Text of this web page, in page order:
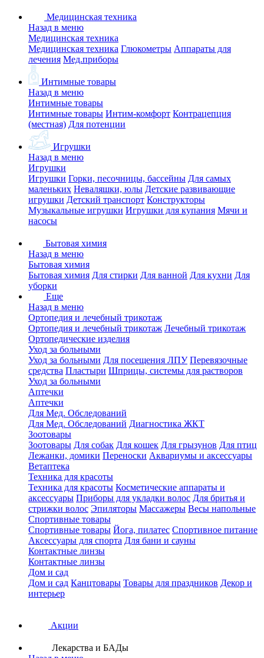
Медицинская техника
Назад в меню
Медицинская техника
Медицинская техника Глюкометры Аппараты для
лечения Мед.приборы
Интимные товары
Назад в меню
Интимные товары
Интимные товары Интим-комфорт Контрацепция
(местная) Для потенции
Игрушки
Назад в меню
Игрушки
Игрушки Горки, песочницы, бассейны Для самых
маленьких Неваляшки, юлы Детские развивающие
игрушки Детский транспорт Конструкторы
Музыкальные игрушки Игрушки для купания Мячи и
насосы
Бытовая химия
Назад в меню
Бытовая химия
Бытовая химия Для стирки Для ванной Для кухни Для
уборки
Еще
Назад в меню
Ортопедия и лечебный трикотаж
Ортопедия и лечебный трикотаж Лечебный трикотаж
Ортопедические изделия
Уход за больными
Уход за больными Для посещения ЛПУ Перевязочные
средства Пластыри Шприцы, системы для растворов
Уход за больными
Аптечки
Аптечки
Для Мед. Обследований
Для Мед. Обследований Диагностика ЖКТ
Зоотовары
Зоотовары Для собак Для кошек Для грызунов Для птиц
Лежанки, домики Переноски Аквариумы и аксессуары
Ветаптека
Техника для красоты
Техника для красоты Косметические аппараты и
аксессуары Приборы для укладки волос Для бритья и
стрижки волос Эпиляторы Массажеры Весы напольные
Спортивные товары
Спортивные товары Йога, пилатес Спортивное питание
Аксессуары для спорта Для бани и сауны
Контактные линзы
Контактные линзы
Дом и сад
Дом и сад Канцтовары Товары для праздников Декор и
интерьер
Акции
Лекарства и БАДы